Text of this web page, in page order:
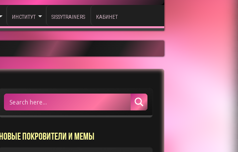
ИНСТИТУТ SISSYTRAINERS КАБИНЕТ
НОВЫЕ ПОКРОВИТЕЛИ И МЕМЫ